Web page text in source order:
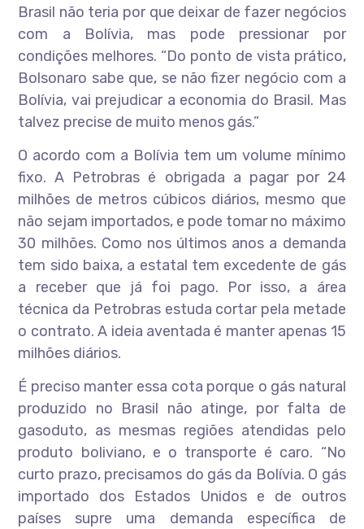
Brasil não teria por que deixar de fazer negócios
com a Bolívia, mas pode pressionar por
condições melhores. “Do ponto de vista prático,
Bolsonaro sabe que, se não fizer negócio com a
Bolívia, vai prejudicar a economia do Brasil. Mas
talvez precise de muito menos gás.”
O acordo com a Bolívia tem um volume mínimo
fixo. A Petrobras é obrigada a pagar por 24
milhões de metros cúbicos diários, mesmo que
não sejam importados, e pode tomar no máximo
30 milhões. Como nos últimos anos a demanda
tem sido baixa, a estatal tem excedente de gás
a receber que já foi pago. Por isso, a área
técnica da Petrobras estuda cortar pela metade
o contrato. A ideia aventada é manter apenas 15
milhões diários.
É preciso manter essa cota porque o gás natural
produzido no Brasil não atinge, por falta de
gasoduto, as mesmas regiões atendidas pelo
produto boliviano, e o transporte é caro. “No
curto prazo, precisamos do gás da Bolívia. O gás
importado dos Estados Unidos e de outros
países supre uma demanda específica de